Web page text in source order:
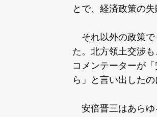
とで、経済政策の
それ以外の政策で
た。北方領土交渉
コメンテーターが
ら」と言い出したの
安倍晋三はあらゆ